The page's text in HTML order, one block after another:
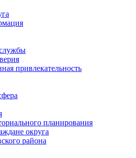
привлекательность
планирования
округа
района